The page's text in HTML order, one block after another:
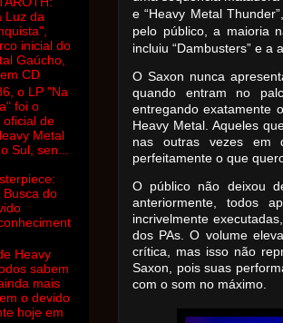
e “Heavy Metal
pelo público, a maioria
incluiu “Dambusters” e a
O Saxon nunca
quando entram no
entregando exatamente
Heavy Metal. Aqueles
nas outras vezes em
perfeitamente o que
O público não deixou
anteriormente, todos
incrivelmente
dos PAs. O volume
crítica, mas isso não
Saxon, pois suas
com o som no máximo.
Luz da
inicial do
Gaúcho,
CD
o LP "Na
foi o
oficial de
Metal
Sul, sen...
Busca do
Heavy
sabem
mais
o devido
hoje em